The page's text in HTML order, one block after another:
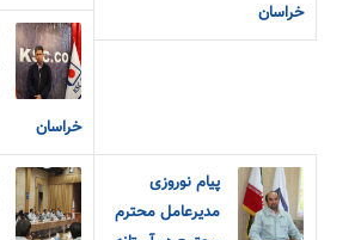
خراسان
خراسان
پیام نوروزی
مدیرعامل محترم